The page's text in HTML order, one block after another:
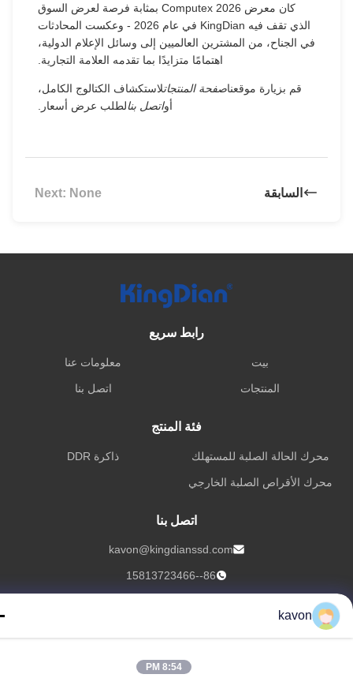
كان معرض Computex 2026 بمثابة فرصة لعرض السوق
الذي تقف فيه KingDian في عام 2026 - وعكست المحادثات
في الجناح، من المشترين العالميين إلى وسائل الإعلام الدولية،
اهتمامًا متزايدًا بما تقدمه العلامة التجارية.
قم بزيارة موقعناصفحة المنتجاتلاستكشاف الكتالوج الكامل،
اتصل بنالطلب عرض أسعار.
السابقة Next: None
رابط سريع
معلومات عنا
المنتجات اتصل بنا
فئة المنتج
الحالة الصلبة للمستهلك ذاكرة DDR
الأقراص الصلبة الخارجي
اتصل بنا
kavon@kingdianssd.com
شارع شيشيانغ، منطقة باوان، شنتشن، غوانغدونغ، الصين
kavon
8:54 PM